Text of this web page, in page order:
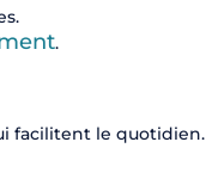
.
facilitent le quotidien.